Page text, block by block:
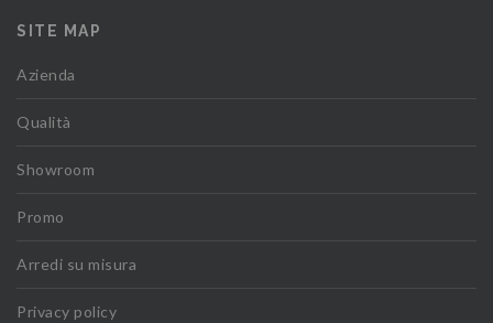
SITE MAP
Azienda
Qualità
Showroom
Promo
Arredi su misura
Privacy policy